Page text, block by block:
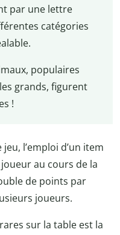
par une lettre
catégories
populaires
grands, figurent
!
l’emploi d’un item
au cours de la
de points par
joueurs.
sur la table est la